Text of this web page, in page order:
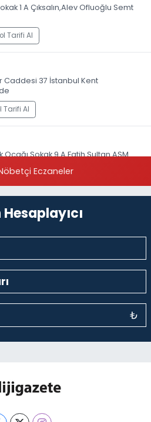
1 A Çıksalın,Alev Ofluoğlu Semt
Tarifi Al
37 İstanbul Kent
Tarifi Al
Sokak 9 A Fatih Sultan ASM
Eczaneler
₺